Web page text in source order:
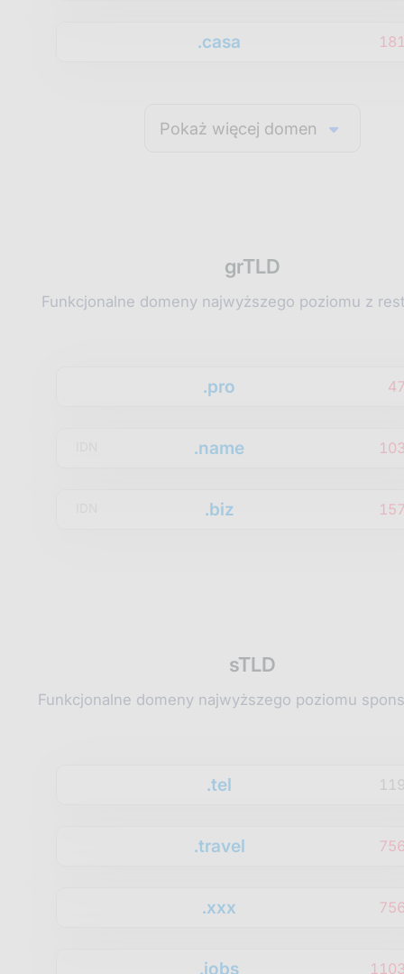
.casa
Pokaż więcej domen
grTLD
Funkcjonalne domeny najwyższego poziomu z
.pro
.name
.biz
sTLD
Funkcjonalne domeny najwyższego poziomu
.tel
.travel
.xxx
.jobs